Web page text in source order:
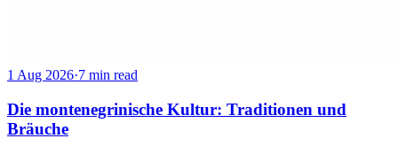
1 Aug 2026·7 min read
Die montenegrinische Kultur: Traditionen und
Bräuche